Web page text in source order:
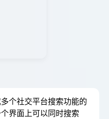
个社交平台搜索功能的
界面上可以同时搜索